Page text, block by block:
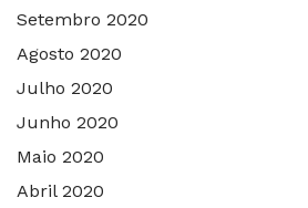
Setembro 2020
Agosto 2020
Julho 2020
Junho 2020
Maio 2020
Abril 2020